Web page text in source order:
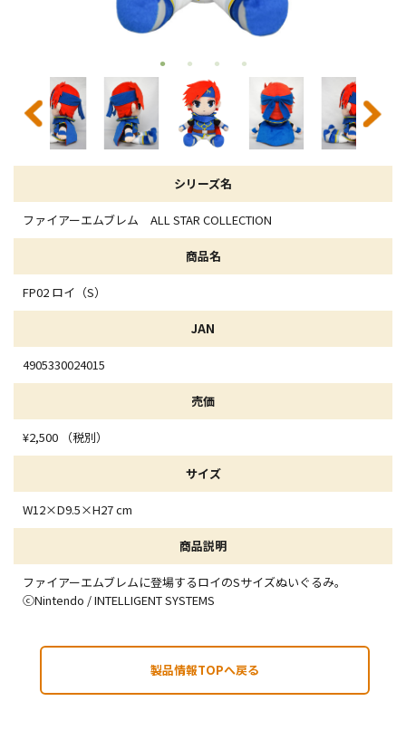
シリーズ名
ファイアーエムブレム ALL STAR COLLECTION
商品名
FP02 ロイ（S）
JAN
4905330024015
売価
¥2,500 （税別）
サイズ
W12×D9.5×H27 cm
商品説明
ファイアーエムブレムに登場するロイのSサイズぬいぐるみ。
ⓒNintendo / INTELLIGENT SYSTEMS
製品情報TOPへ戻る